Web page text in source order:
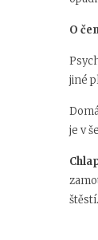
O
jiné
je v
štěstí.